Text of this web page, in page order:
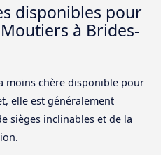
disponibles pour
à Brides-
moins chère disponible pour
elle est généralement
sièges inclinables et de la